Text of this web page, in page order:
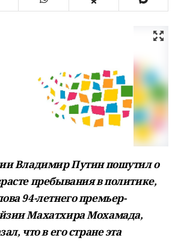
Владимир Путин пошутил о
пребывания в политике,
94-летнего премьер-
Махатхира Мохамада,
что в его стране эта